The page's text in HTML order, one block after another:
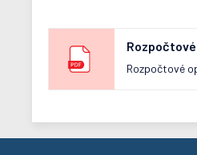
Rozpočtové